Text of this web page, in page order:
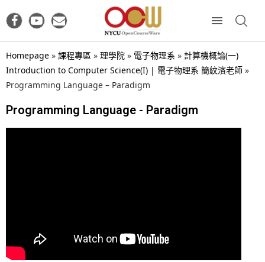
Homepage » 課程專區 » 理學院 » 電子物理系 » 計算機概論(一)
Introduction to Computer Science(I) | 電子物理系 簡紋濱老師 »
Programming Language – Paradigm
Programming Language - Paradigm